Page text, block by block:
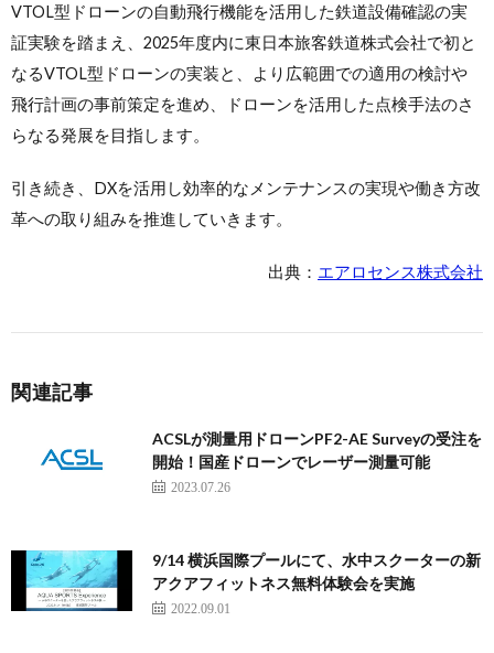
VTOL型ドローンの自動飛行機能を活用した鉄道設備確認の実
証実験を踏まえ、2025年度内に東日本旅客鉄道株式会社で初と
なるVTOL型ドローンの実装と、より広範囲での適用の検討や
飛行計画の事前策定を進め、ドローンを活用した点検手法のさ
らなる発展を目指します。
引き続き、DXを活用し効率的なメンテナンスの実現や働き方改
革への取り組みを推進していきます。
出典： エアロセンス株式会社
関連記事
ACSLが測量用ドローンPF2-AE Surveyの受注を
開始！国産ドローンでレーザー測量可能
2023.07.26
9/14 横浜国際プールにて、水中スクーターの新
アクアフィットネス無料体験会を実施
2022.09.01